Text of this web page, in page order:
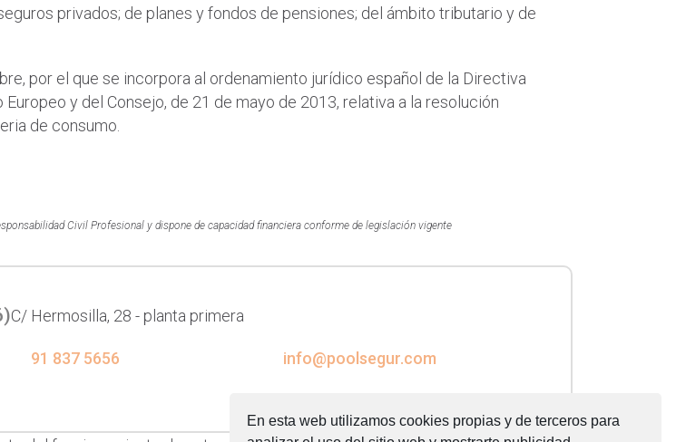
En esta web utilizamos cookies propias y de terceros para
privados; de planes y fondos de pensiones; del ámbito tributario y de
por el que se incorpora al ordenamiento jurídico español de la Directiva
y del Consejo, de 21 de mayo de 2013, relativa a la resolución
de consumo.
Civil Profesional y dispone de capacidad financiera conforme de legislación vigente
)C/ Hermosilla, 28 - planta primera
91 837 5656
info@poolsegur.com